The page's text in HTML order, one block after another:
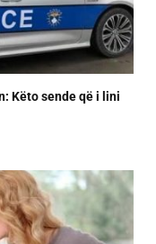
Këto sende që i lini